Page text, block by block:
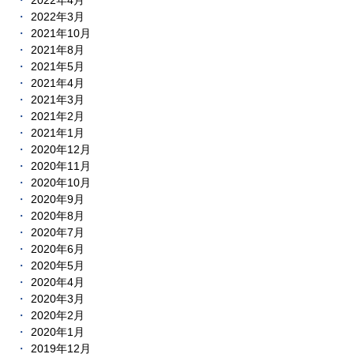
2022年3月
2021年10月
2021年8月
2021年5月
2021年4月
2021年3月
2021年2月
2021年1月
2020年12月
2020年11月
2020年10月
2020年9月
2020年8月
2020年7月
2020年6月
2020年5月
2020年4月
2020年3月
2020年2月
2020年1月
2019年12月